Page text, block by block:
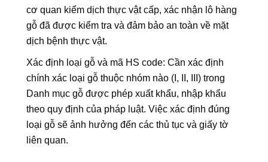
cơ quan kiểm dịch thực vật cấp, xác nhận lô hàng
gỗ đã được kiểm tra và đảm bảo an toàn về mặt
dịch bệnh thực vật.
Xác định loại gỗ và mã HS code: Cần xác định
chính xác loại gỗ thuộc nhóm nào (I, II, III) trong
Danh mục gỗ được phép xuất khẩu, nhập khẩu
theo quy định của pháp luật. Việc xác định đúng
loại gỗ sẽ ảnh hưởng đến các thủ tục và giấy tờ
liên quan.